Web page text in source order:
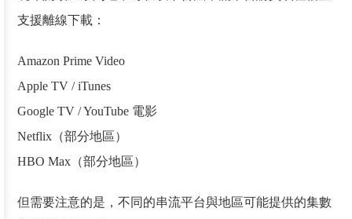
支援離線下載：
Amazon Prime Video
Apple TV / iTunes
Google TV / YouTube 電影
Netflix（部分地區）
HBO Max（部分地區）
但需要注意的是，不同的串流平台與地區可能提供的集數